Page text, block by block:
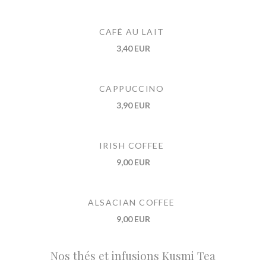
CAFÉ AU LAIT
3,40 EUR
CAPPUCCINO
3,90 EUR
IRISH COFFEE
9,00 EUR
ALSACIAN COFFEE
9,00 EUR
Nos thés et infusions Kusmi Tea